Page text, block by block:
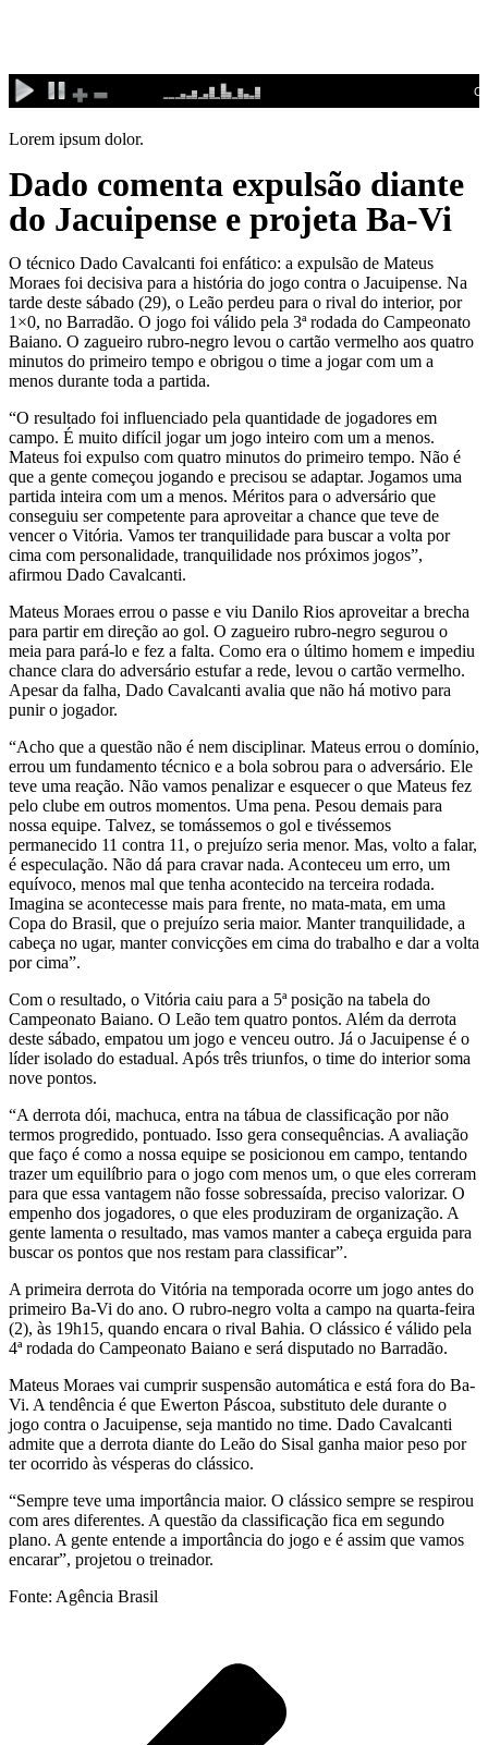
conteúdo
Lorem ipsum dolor.
Dado comenta expulsão diante
do Jacuipense e projeta Ba-Vi
O técnico Dado Cavalcanti foi enfático: a expulsão de Mateus
Moraes foi decisiva para a história do jogo contra o Jacuipense. Na
tarde deste sábado (29), o Leão perdeu para o rival do interior, por
1×0, no Barradão. O jogo foi válido pela 3ª rodada do Campeonato
Baiano. O zagueiro rubro-negro levou o cartão vermelho aos quatro
minutos do primeiro tempo e obrigou o time a jogar com um a
menos durante toda a partida.
“O resultado foi influenciado pela quantidade de jogadores em
campo. É muito difícil jogar um jogo inteiro com um a menos.
Mateus foi expulso com quatro minutos do primeiro tempo. Não é
que a gente começou jogando e precisou se adaptar. Jogamos uma
partida inteira com um a menos. Méritos para o adversário que
conseguiu ser competente para aproveitar a chance que teve de
vencer o Vitória. Vamos ter tranquilidade para buscar a volta por
cima com personalidade, tranquilidade nos próximos jogos”,
afirmou Dado Cavalcanti.
Mateus Moraes errou o passe e viu Danilo Rios aproveitar a brecha
para partir em direção ao gol. O zagueiro rubro-negro segurou o
meia para pará-lo e fez a falta. Como era o último homem e impediu
chance clara do adversário estufar a rede, levou o cartão vermelho.
Apesar da falha, Dado Cavalcanti avalia que não há motivo para
punir o jogador.
“Acho que a questão não é nem disciplinar. Mateus errou o domínio,
errou um fundamento técnico e a bola sobrou para o adversário. Ele
teve uma reação. Não vamos penalizar e esquecer o que Mateus fez
pelo clube em outros momentos. Uma pena. Pesou demais para
nossa equipe. Talvez, se tomássemos o gol e tivéssemos
permanecido 11 contra 11, o prejuízo seria menor. Mas, volto a falar,
é especulação. Não dá para cravar nada. Aconteceu um erro, um
equívoco, menos mal que tenha acontecido na terceira rodada.
Imagina se acontecesse mais para frente, no mata-mata, em uma
Copa do Brasil, que o prejuízo seria maior. Manter tranquilidade, a
cabeça no ugar, manter convicções em cima do trabalho e dar a volta
por cima”.
Com o resultado, o Vitória caiu para a 5ª posição na tabela do
Campeonato Baiano. O Leão tem quatro pontos. Além da derrota
deste sábado, empatou um jogo e venceu outro. Já o Jacuipense é o
líder isolado do estadual. Após três triunfos, o time do interior soma
nove pontos.
“A derrota dói, machuca, entra na tábua de classificação por não
termos progredido, pontuado. Isso gera consequências. A avaliação
que faço é como a nossa equipe se posicionou em campo, tentando
trazer um equilíbrio para o jogo com menos um, o que eles correram
para que essa vantagem não fosse sobressaída, preciso valorizar. O
empenho dos jogadores, o que eles produziram de organização. A
gente lamenta o resultado, mas vamos manter a cabeça erguida para
buscar os pontos que nos restam para classificar”.
A primeira derrota do Vitória na temporada ocorre um jogo antes do
primeiro Ba-Vi do ano. O rubro-negro volta a campo na quarta-feira
(2), às 19h15, quando encara o rival Bahia. O clássico é válido pela
4ª rodada do Campeonato Baiano e será disputado no Barradão.
Mateus Moraes vai cumprir suspensão automática e está fora do Ba-
Vi. A tendência é que Ewerton Páscoa, substituto dele durante o
jogo contra o Jacuipense, seja mantido no time. Dado Cavalcanti
admite que a derrota diante do Leão do Sisal ganha maior peso por
ter ocorrido às vésperas do clássico.
“Sempre teve uma importância maior. O clássico sempre se respirou
com ares diferentes. A questão da classificação fica em segundo
plano. A gente entende a importância do jogo e é assim que vamos
encarar”, projetou o treinador.
Fonte: Agência Brasil